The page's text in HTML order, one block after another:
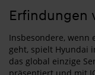
Erfindungen
Insbesondere, wenn
geht, spielt Hyundai
das global einzige